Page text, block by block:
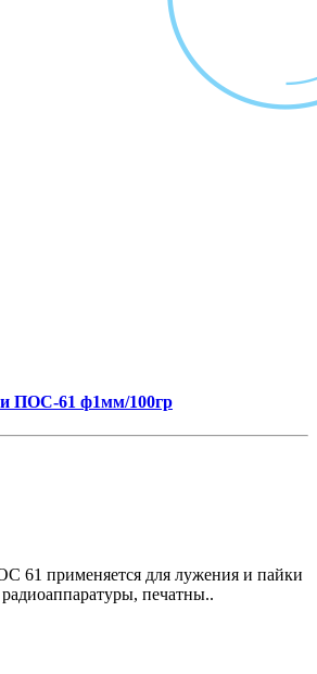
ПОС-61 ф1мм/100гр
61 применяется для лужения и пайки
печатны..